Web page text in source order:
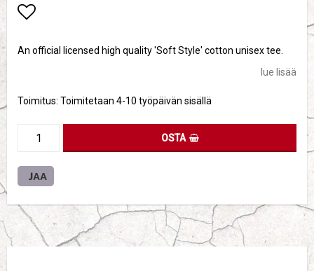
An official licensed high quality 'Soft Style' cotton unisex tee.
lue lisää
Toimitus: Toimitetaan 4-10 työpäivän sisällä
OSTA
JAA